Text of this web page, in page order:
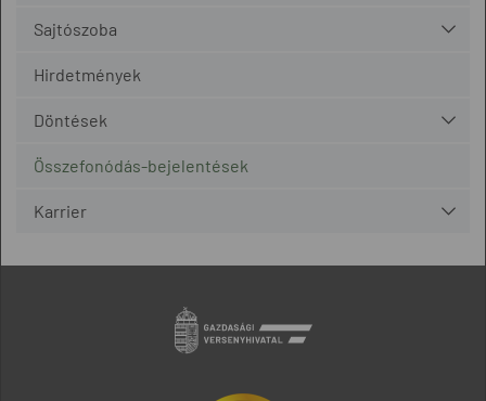
Sajtószoba
Hirdetmények
Döntések
Összefonódás-bejelentések
Karrier